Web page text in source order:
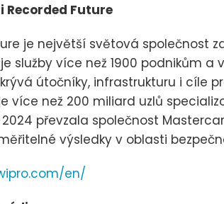
Recorded Future
je největší světová společnost
služby více než 1900 podnikům
útočníky, infrastrukturu i cíle
více než 200 miliard uzlů
převzala společnost
výsledky v oblasti
en/